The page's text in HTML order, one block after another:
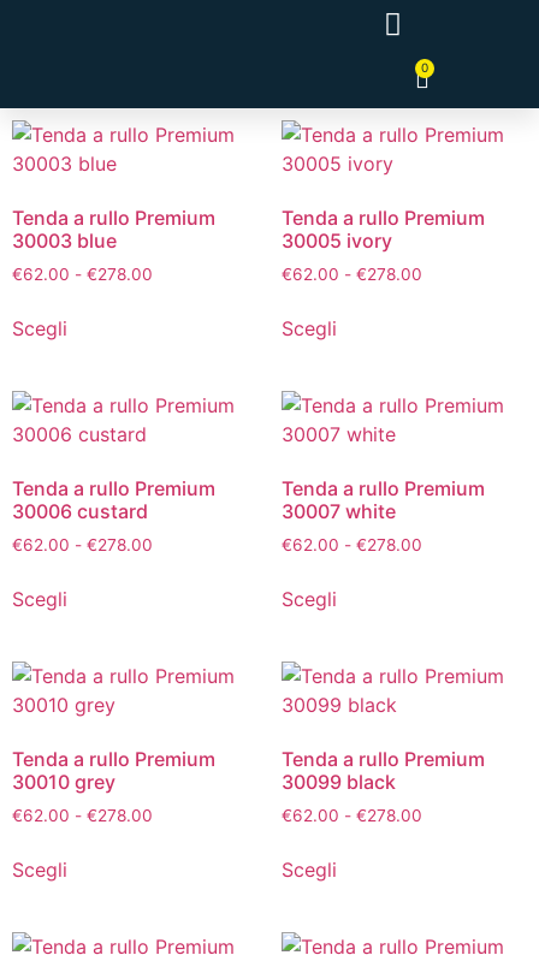
0
Tenda a rullo Premium
30003 blue
€62.00 - €278.00
Scegli
Tenda a rullo Premium
30005 ivory
€62.00 - €278.00
Scegli
Tenda a rullo Premium
30006 custard
€62.00 - €278.00
Scegli
Tenda a rullo Premium
30007 white
€62.00 - €278.00
Scegli
Tenda a rullo Premium
30010 grey
€62.00 - €278.00
Scegli
Tenda a rullo Premium
30099 black
€62.00 - €278.00
Scegli